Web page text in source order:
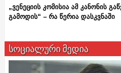
„ვენეციის კომისია ამ კანონის
გამოდის“ – რა წერია დასკვნაში
სოციალური მედია